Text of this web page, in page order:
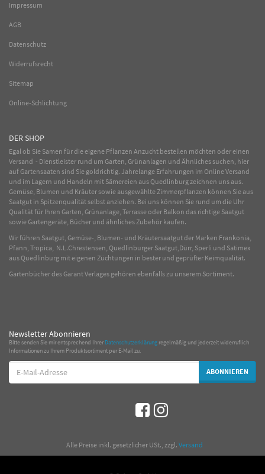
Impressum
AGB
Datenschutz
Widerrufsrecht
Sitemap
Online-Schlichtung
DER SHOP
Egal ob Sie Samen für die eigene Pflanzen Anzucht bestellen möchten oder einen
Versand - Dienstleister rund um Garten, Grünanlagen und Ähnliches suchen, hier
auf Gartensaaten sind Sie goldrichtig. Jahrelange Erfahrungen im OnlineVersand
und im Lagern und Handeln mit Sämereien aus Quedlinburg zeichnen uns aus.
Gemüse, Blumen und Kräuter sowie ausgewählteZimmerpflanzen können Sie aus
Saatgut in Spitzenqualität selbst anziehen. Bei uns können Sie rund um die Uhr
Qualität für Ihren Garten, Grünanlage, Terrasse oder Balkon das richtige Saatgut
sowie Gartengeräte, Bücher und ähnliches Zubehör kaufen.
Wir führen Saatgut, Gemüse-, Blumen- und Kräutersaatgut der Marken Frankonia,
Pfann, Tropica, N.L.Chrestensen, Quedlinburger Saatgut,Dürr, Sperli und Satimex
aus Quedlinburg mit eigenen Züchtungen in bester und geprüfter Keimqualität.
Gartenbücher des Garant Verlages gehören ebenfalls zu unserem Sortiment.
Newsletter Abonnieren
Bitte senden Sie mir entsprechend IhrerDatenschutzerklärung regelmäßig und jederzeit widerruflich
Informationen zu Ihrem Produktsortiment per E-Mail zu.
E-
Mail-
Adresse
ABONNIEREN
Alle Preise inkl. gesetzlicher USt., zzgl. Versand